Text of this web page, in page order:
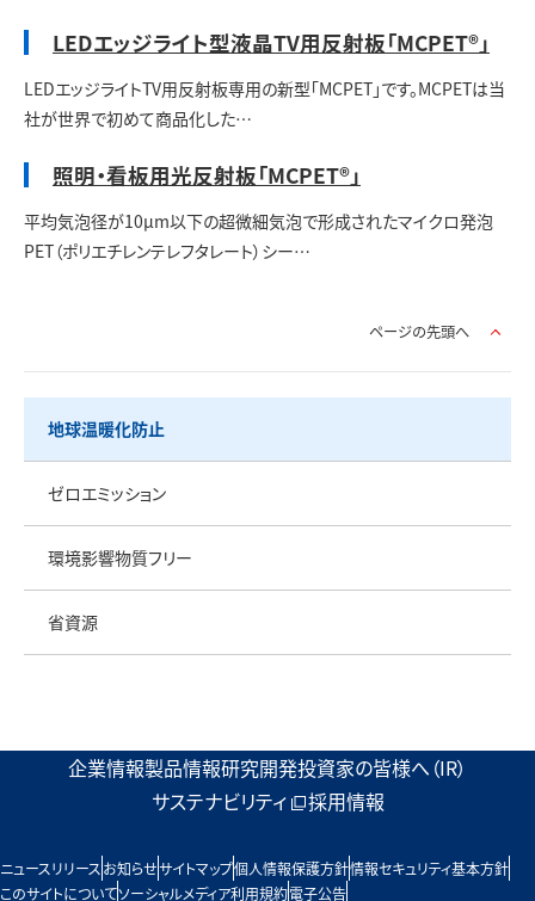
LEDエッジライト型液晶TV用反射板「MCPET®」
LEDエッジライトTV用反射板専用の新型「MCPET」です。MCPETは当
社が世界で初めて商品化した…
照明・看板用光反射板「MCPET®」
平均気泡径が10μm以下の超微細気泡で形成されたマイクロ発泡
PET（ポリエチレンテレフタレート）シー…
ページの先頭へ
地球温暖化防止
ゼロエミッション
環境影響物質フリー
省資源
企業情報製品情報研究開発投資家の皆様へ（IR）
サステナビリティ
採用情報
ニュースリリース お知らせサイトマップ個人情報保護方針情報セキュリティ基本方針
このサイトについてソーシャルメディア利用規約電子公告